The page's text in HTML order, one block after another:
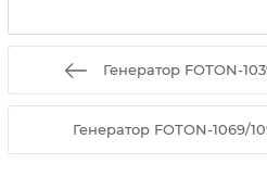
Генератор FOTON-
Генератор FOTON-1069/